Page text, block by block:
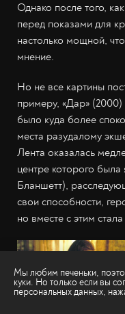
Однако после того,
перед показами для
настолько мощной,
мнение.
Но не все картины
примеру, «Дар»
было куда более
места разудалому
Лента оказалась
центре которого
Бланшетт),
свои способности,
но вместе с этим
Мы любим печеньки,
куки. Но только если вы
персональных данных,